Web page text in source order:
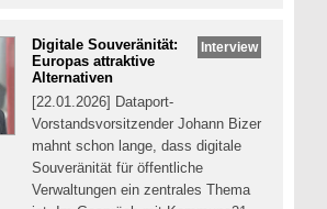
Interview
Digitale Souveränität:
Europas attraktive
Alternativen
[22.01.2026] Dataport-
Vorstandsvorsitzender Johann Bizer
mahnt schon lange, dass digitale
Souveränität für öffentliche
Verwaltungen ein zentrales Thema